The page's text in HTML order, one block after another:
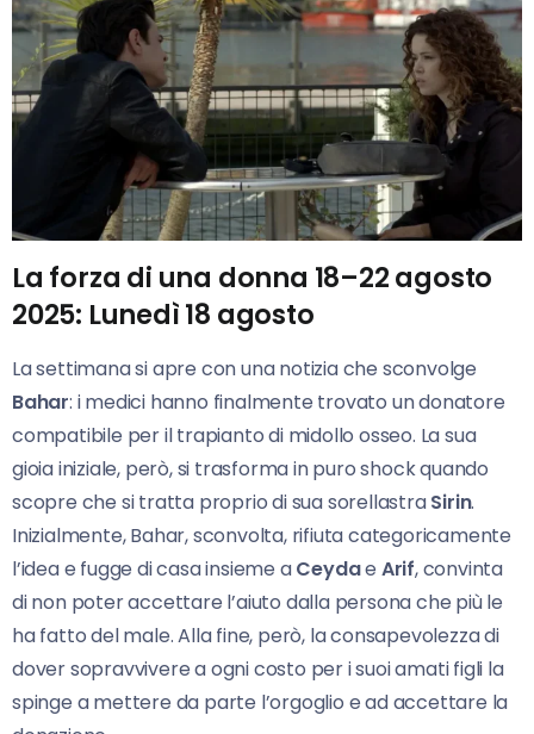
La forza di una donna 18–22 agosto
2025: Lunedì 18 agosto
La settimana si apre con una notizia che sconvolge
Bahar: i medici hanno finalmente trovato un donatore
compatibile per il trapianto di midollo osseo. La sua
gioia iniziale, però, si trasforma in puro shock quando
scopre che si tratta proprio di sua sorellastraSirin.
Inizialmente, Bahar, sconvolta, rifiuta categoricamente
l’idea e fugge di casa insieme aCeydae Arif, convinta
di non poter accettare l’aiuto dalla persona che più le
ha fatto del male. Alla fine, però, la consapevolezza di
dover sopravvivere a ogni costo per i suoi amati figli la
spinge a mettere da parte l’orgoglio e ad accettare la